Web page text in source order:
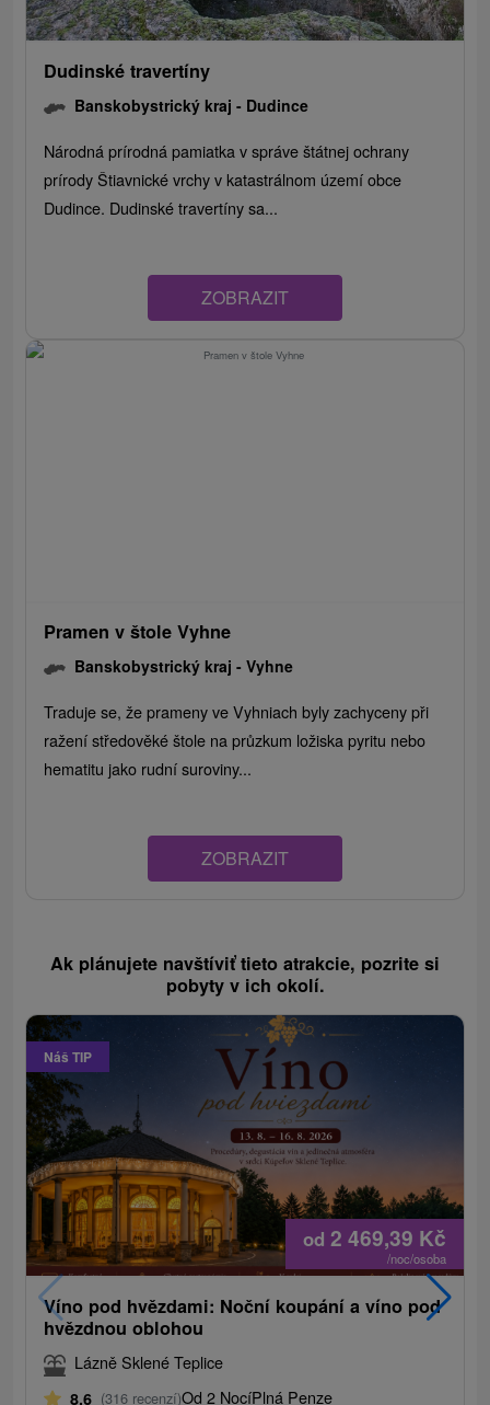
Dudinské travertíny
Banskobystrický kraj - Dudince
Národná prírodná pamiatka v správe štátnej ochrany
prírody Štiavnické vrchy v katastrálnom území obce
Dudince. Dudinské travertíny sa...
ZOBRAZIT
Pramen v štole Vyhne
Banskobystrický kraj -Vyhne
Traduje se, že prameny ve Vyhniach byly zachyceny při
ražení středověké štole na průzkum ložiska pyritu nebo
hematitu jako rudní suroviny...
ZOBRAZIT
Ak plánujete navštíviť tieto atrakcie, pozrite si
pobyty v ich okolí.
Náš TIP
od 2 469,39 Kč
/noc/osoba
Víno pod hvězdami: Noční koupání a víno pod
hvězdnou oblohou
Lázně Sklené Teplice
8,6 (316 recenzí)Od 2 NocíPlná Penze